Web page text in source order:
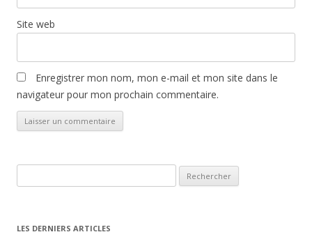
Site web
Enregistrer mon nom, mon e-mail et mon site dans le
navigateur pour mon prochain commentaire.
LES DERNIERS ARTICLES